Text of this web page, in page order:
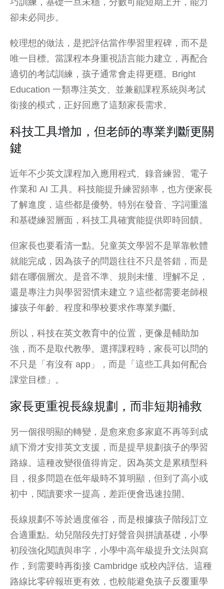
巧訓練，基礎一旦未穩，分數可能短期上升，能力
卻未必同步。
較理想的做法，是把評估當作學習里程碑，而不是
唯一目標。當課程本身重視語言能力建立，再配合
適切的考試訓練，孩子通常會走得更穩。Bright
Education 一類專注英文、並兼顧課程系統與考試
銜接的模式，正好回應了這類家長需求。
科技工具增加，但老師的專業判斷更關
鍵
近年不少英文課程加入應用程式、錄音練習、電子
作業和 AI 工具。科技能提升練習頻率，也方便家長
了解進度，這些都是優勢。特別在發音、字詞重溫
和基礎練習層面，科技工具確實能提供即時回饋。
但家長也要看清一點。兒童英文學習不是單靠軟體
就能完成，因為孩子的問題往往不只是答錯，而是
錯在哪個層次。是音不準、規則未懂、理解不足，
還是專注力與學習習慣未建立？這些都需要老師根
據孩子年齡、程度和學校要求作專業判斷。
所以，科技在英文教育中的位置，更像是輔助加
強，而不是取代教學。選擇課程時，家長可以問的
不只是「有沒有 app」，而是「這些工具如何配合
課堂目標」。
家長更重視長線規劃，而非短期補救
另一個很明顯的轉變，是愈來愈多家庭不再等到成
績下滑才安排英文支援，而是提早規劃孩子的學習
路線。這種改變很值得肯定。因為英文是累積型科
目，很多問題在低年級時不算明顯，但到了高小或
初中，閱讀要求一提高，差距便會迅速拉開。
長線規劃不等於過度催谷，而是根據孩子階段訂立
合適重點。幼兒階段先打好聲音與拼讀基礎，小學
初段強化閱讀與串字，小學中高年級提升文法與寫
作，到需要時再銜接 Cambridge 或校內評估。這種
路線比零碎報班更有效，也較能避免孩子反覆重學